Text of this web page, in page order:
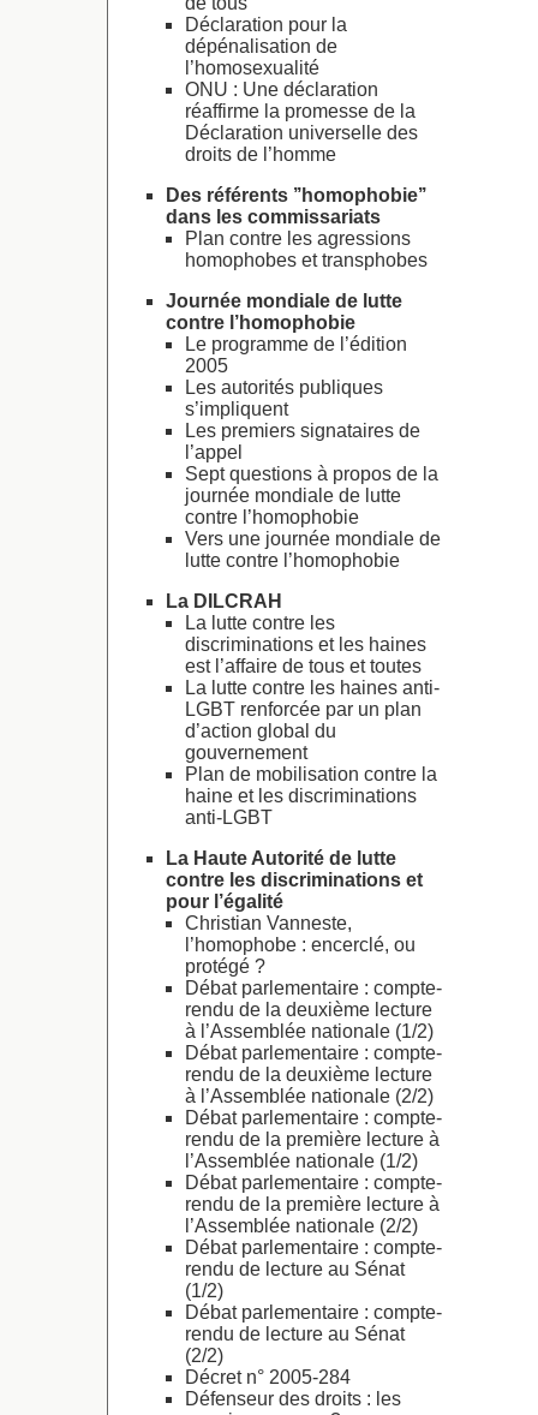
Déclaration pour la
dépénalisation de
l’homosexualité
ONU : Une déclaration
réaffirme la promesse de la
Déclaration universelle des
droits de l’homme
Des référents ’’homophobie’’
dans les commissariats
Plan contre les agressions
homophobes et transphobes
Journée mondiale de lutte
contre l’homophobie
Le programme de l’édition
2005
Les autorités publiques
s’impliquent
Les premiers signataires de
l’appel
Sept questions à propos de la
journée mondiale de lutte
contre l’homophobie
Vers une journée mondiale de
lutte contre l’homophobie
La DILCRAH
La lutte contre les
discriminations et les haines
est l’affaire de tous et toutes
La lutte contre les haines anti-
LGBT renforcée par un plan
d’action global du
gouvernement
Plan de mobilisation contre la
haine et les discriminations
anti-LGBT
La Haute Autorité de lutte
contre les discriminations et
pour l’égalité
Christian Vanneste,
l’homophobe : encerclé, ou
protégé ?
Débat parlementaire : compte-
rendu de la deuxième lecture
à l’Assemblée nationale (1/2)
Débat parlementaire : compte-
rendu de la deuxième lecture
à l’Assemblée nationale (2/2)
Débat parlementaire : compte-
rendu de la première lecture à
l’Assemblée nationale (1/2)
Débat parlementaire : compte-
rendu de la première lecture à
l’Assemblée nationale (2/2)
Débat parlementaire : compte-
rendu de lecture au Sénat
(1/2)
Débat parlementaire : compte-
rendu de lecture au Sénat
(2/2)
Décret n° 2005-284
Défenseur des droits : les